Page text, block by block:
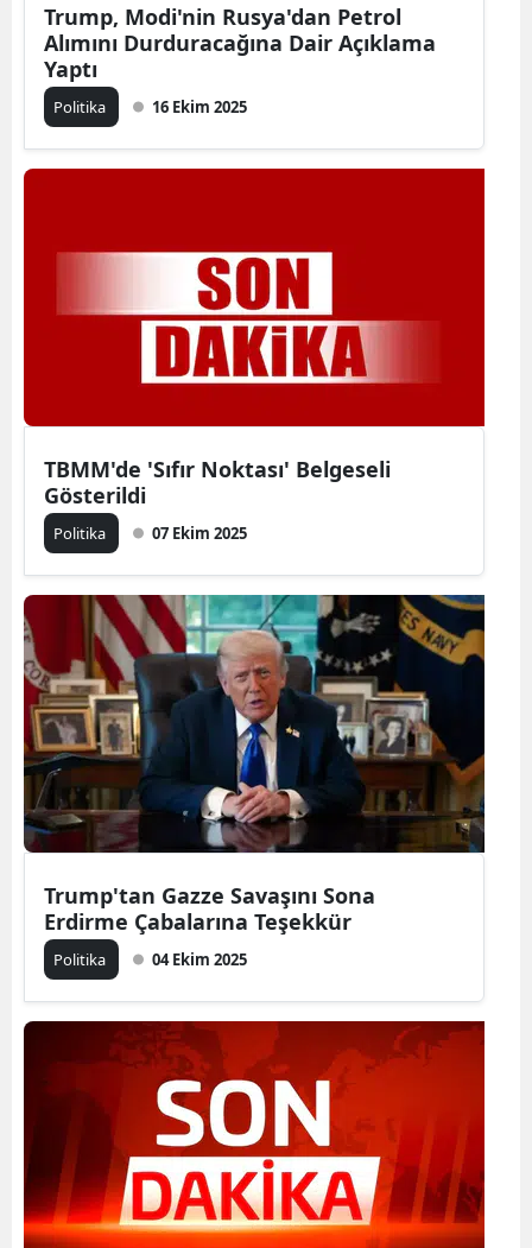
Trump, Modi'nin Rusya'dan Petrol
Alımını Durduracağına Dair Açıklama
Yaptı
Politika 16 Ekim 2025
TBMM'de 'Sıfır Noktası' Belgeseli
Gösterildi
Politika 07 Ekim 2025
Trump'tan Gazze Savaşını Sona
Erdirme Çabalarına Teşekkür
Politika 04 Ekim 2025